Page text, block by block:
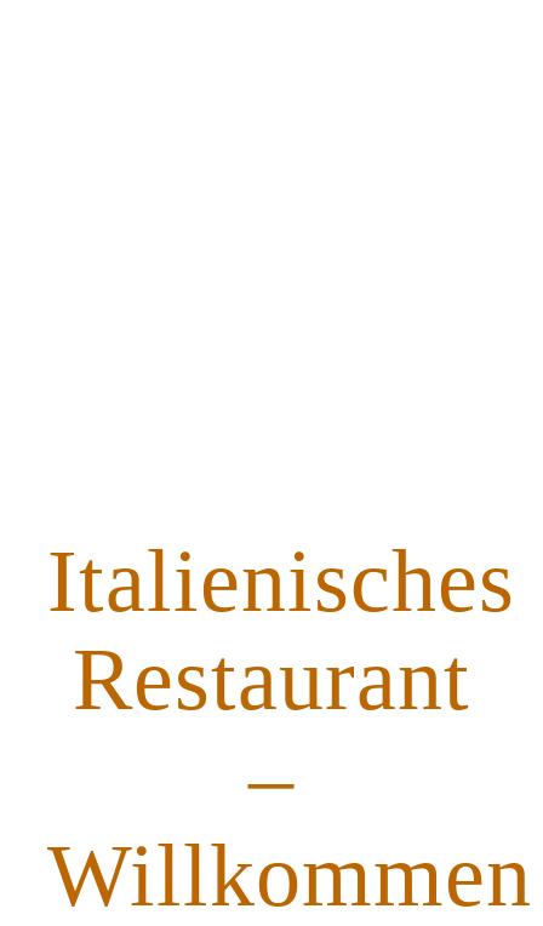
Italienisches
Restaurant
–
Willkommen